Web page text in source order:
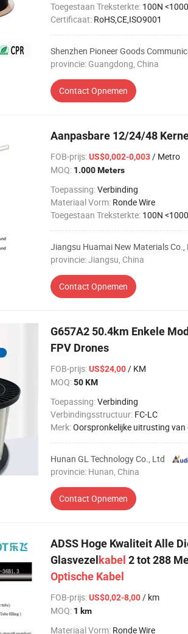
Toegestaan ​​Treksterkte: 100N
Certificaat: RoHS,CE,ISO9001
Shenzhen Pioneer Goods
provincie: Guangdong, China
Contact Opnemen
Aanpasbare 12/24/48
FOB-prijs:US$0,002-0,003/ Metro
MOQ: 1.000 Meters
Toepassing:Verbinding
Materiaal Vorm: Ronde Wire
Toegestaan ​​Treksterkte: 100N
Jiangsu Huamai New Materials Co.,
provincie: Jiangsu, China
Contact Opnemen
G657A2 50.4km Enkele
FPV Drones
FOB-prijs:US$24,00/ KM
MOQ:50 KM
Toepassing:Verbinding
Verbindingsstructuur: FC-LC
Merk:Oorspronkelijke uitrusting van de
Hunan GL Technology Co., Ltd
provincie: Hunan, China
Contact Opnemen
ADSS Hoge Kwaliteit Alle
Glasvezel kabel 2 tot 288
Optische Kabel
FOB-prijs:US$0,02-8,00/ km
MOQ: 1 km
Materiaal Vorm: Ronde Wire